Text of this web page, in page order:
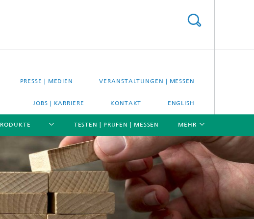
PRESSE | MEDIEN VERANSTALTUNGEN | MESSEN
JOBS | KARRIERE KONTAKT ENGLISH
Material- und Systemprüfung
TESTEN | PRÜFEN | MESSEN MEHR